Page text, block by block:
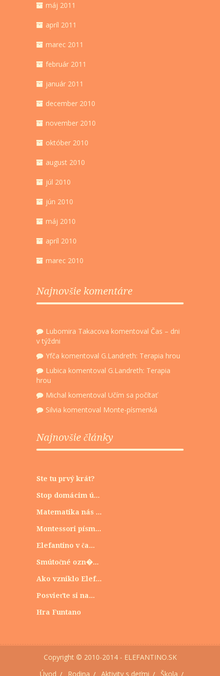
máj 2011
apríl 2011
marec 2011
február 2011
január 2011
december 2010
november 2010
október 2010
august 2010
júl 2010
jún 2010
máj 2010
apríl 2010
marec 2010
Najnovšie komentáre
Lubomira Takacova komentoval Čas – dni
v týždni
Yfča komentoval G.Landreth: Terapia hrou
Lubica komentoval G.Landreth: Terapia
hrou
Michal komentoval Učím sa počítať
Silvia komentoval Monte-písmenká
Najnovšie články
Ste tu prvý krát?
Stop domácim ú...
Matematika nás ...
Montessori písm...
Elefantino v ča...
Smútočné ozn�...
Ako vzniklo Elef...
Posvieťte si na...
Hra Funtano
Copyright © 2010-2014 - ELEFANTINO.SK
Úvod
Rodina Aktivity s deťmi Škola